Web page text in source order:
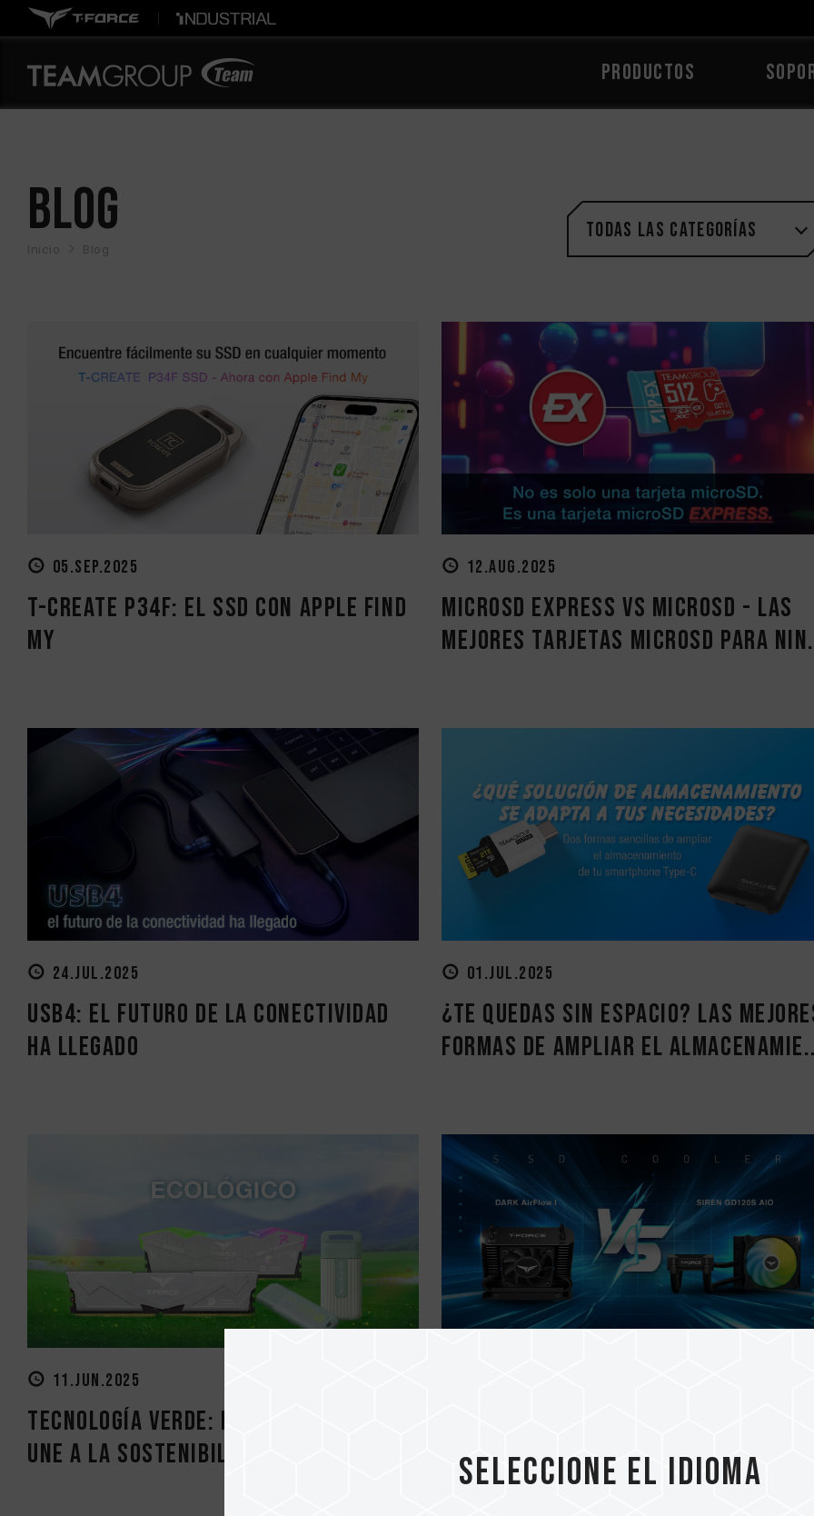
PRODUCTOS
BLOG
Inicio Blog
Todas las categorías
05.SEP.2025
T-CREATE P34F: El SSD con Apple Find
My
12.AUG.2025
MicroSD Express vs MicroSD - Las
mejores tarjetas MicroSD para
24.JUL.2025
USB4: el futuro de la conectividad
ha llegado
01.JUL.2025
¿Te quedas sin espacio? Las
formas de ampliar el
11.JUN.2025
Tecnología verde: El rendimiento se
une a la sostenibilidad
aire frente a refrigeración
Seleccione el idioma